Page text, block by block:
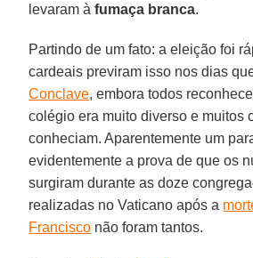
levaram àfumaça branca.
Partindo de um fato: a eleição foi
cardeais previram isso nos dias
Conclave, embora todos
colégio era muito diverso e muitos
conheciam. Aparentemente um
evidentemente a prova de que os
surgiram durante as doze
realizadas no Vaticano após a
Francisco não foram tantos.